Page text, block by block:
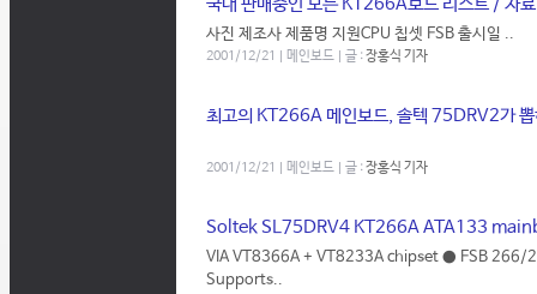
국내 판매중인 모든 KT266A보드 리스트 / 자료
사진 제조사 제품명 지원CPU 칩셋 FSB 출시일 ..
2001/12/21 | 메인보드 | 글 :장홍식 기자
최고의 KT266A 메인보드, 솔텍 75DRV2가
2001/12/21 | 메인보드 | 글 :장홍식 기자
Soltek SL75DRV4 KT266A ATA133
VIA VT8366A + VT8233A chipset ● FSB
Supports..